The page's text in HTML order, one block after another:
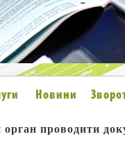
Новини
проводити